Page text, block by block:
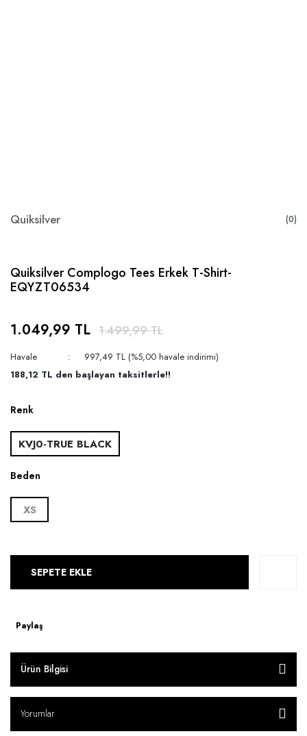
Quiksilver (0)
Quiksilver Complogo Tees Erkek T-Shirt-
EQYZT06534
1.049,99 TL 1.499,99 TL
Havale
997,49 TL (%5,00 havale indirimi)
188,12 TL den başlayan taksitlerle!!
Renk
KVJ0-TRUE BLACK
Beden
XS
SEPETE EKLE
Paylaş
Ürün Bilgisi
Yorumlar